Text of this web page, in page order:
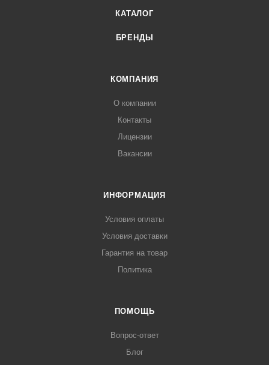
КАТАЛОГ
БРЕНДЫ
КОМПАНИЯ
О компании
Контакты
Лицензии
Вакансии
ИНФОРМАЦИЯ
Условия оплаты
Условия доставки
Гарантия на товар
Политика
ПОМОЩЬ
Вопрос-ответ
Блог